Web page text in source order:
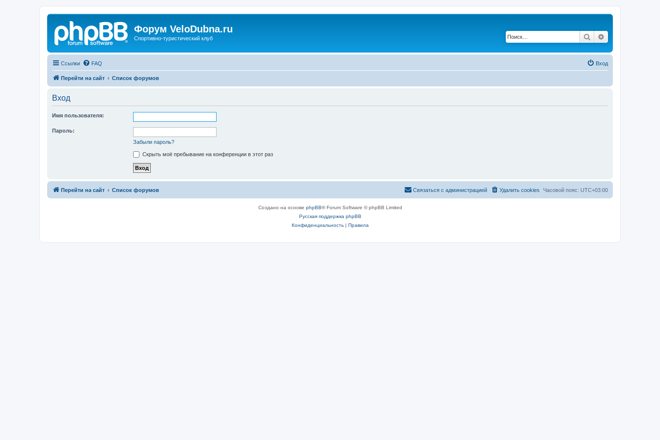
Форум VeloDubna.ru
Спортивно-туристический клуб Поиск
Ссылки FAQ Вход
Перейти на сайт Список форумов
Вход
Имя пользователя:
Пароль:
Забыли пароль?
Скрыть моё пребывание на конференции в этот раз
Перейти на сайт Список форумов Часовой пояс: UTC+03:00
Удалить cookies
Связаться с администрацией
Создано на основе phpBB® Forum Software © phpBB Limited
Русская поддержка phpBB
Конфиденциальность| Правила